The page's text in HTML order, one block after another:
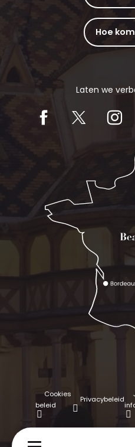
Hoe
Laten we
Cookies
beleid
Privacybeleid